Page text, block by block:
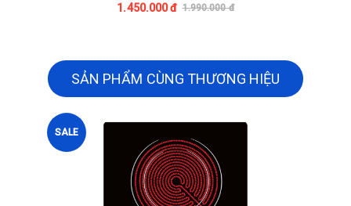
1.450.000 đ 1.990.000 đ
SẢN PHẨM CÙNG THƯƠNG HIỆU
SALE